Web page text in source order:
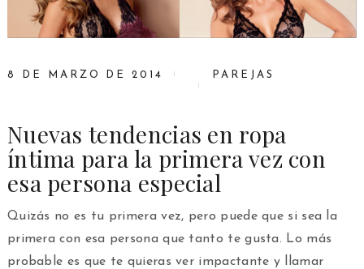
8 DE MARZO DE 2014 PAREJAS
Nuevas tendencias en ropa
íntima para la primera vez con
esa persona especial
Quizás no es tu primera vez, pero puede que si sea la
primera con esa persona que tanto te gusta. Lo más
probable es que te quieras ver impactante y llamar